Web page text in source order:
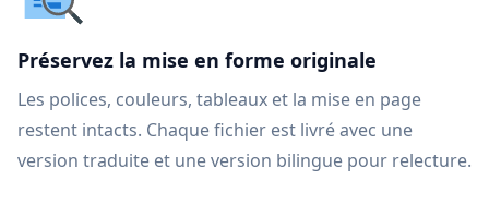
Préservez la mise en forme originale
Les polices, couleurs, tableaux et la mise en page
restent intacts. Chaque fichier est livré avec une
version traduite et une version bilingue pour relecture.